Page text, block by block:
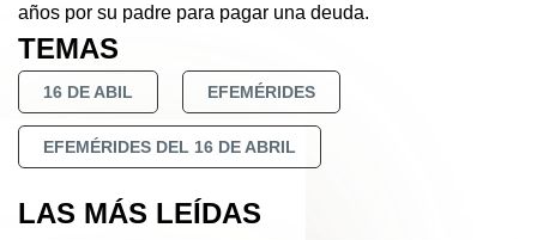
años por su padre para pagar una deuda.
TEMAS
16 DE ABIL EFEMÉRIDES
EFEMÉRIDES DEL 16 DE ABRIL
LAS MÁS LEÍDAS